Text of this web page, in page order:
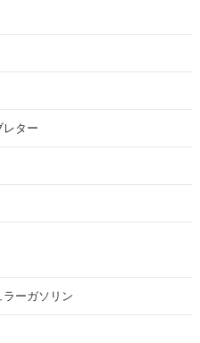
レター
ラーガソリン